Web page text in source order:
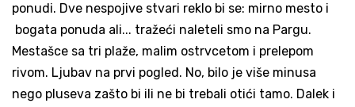
ponudi. Dve nespojive stvari reklo bi se: mirno mesto i
bogata ponuda ali... tražeći naleteli smo na Pargu.
Mestašce sa tri plaže, malim ostrvcetom i prelepom
rivom. Ljubav na prvi pogled. No, bilo je više minusa
nego pluseva zašto bi ili ne bi trebali otići tamo. Dalek i